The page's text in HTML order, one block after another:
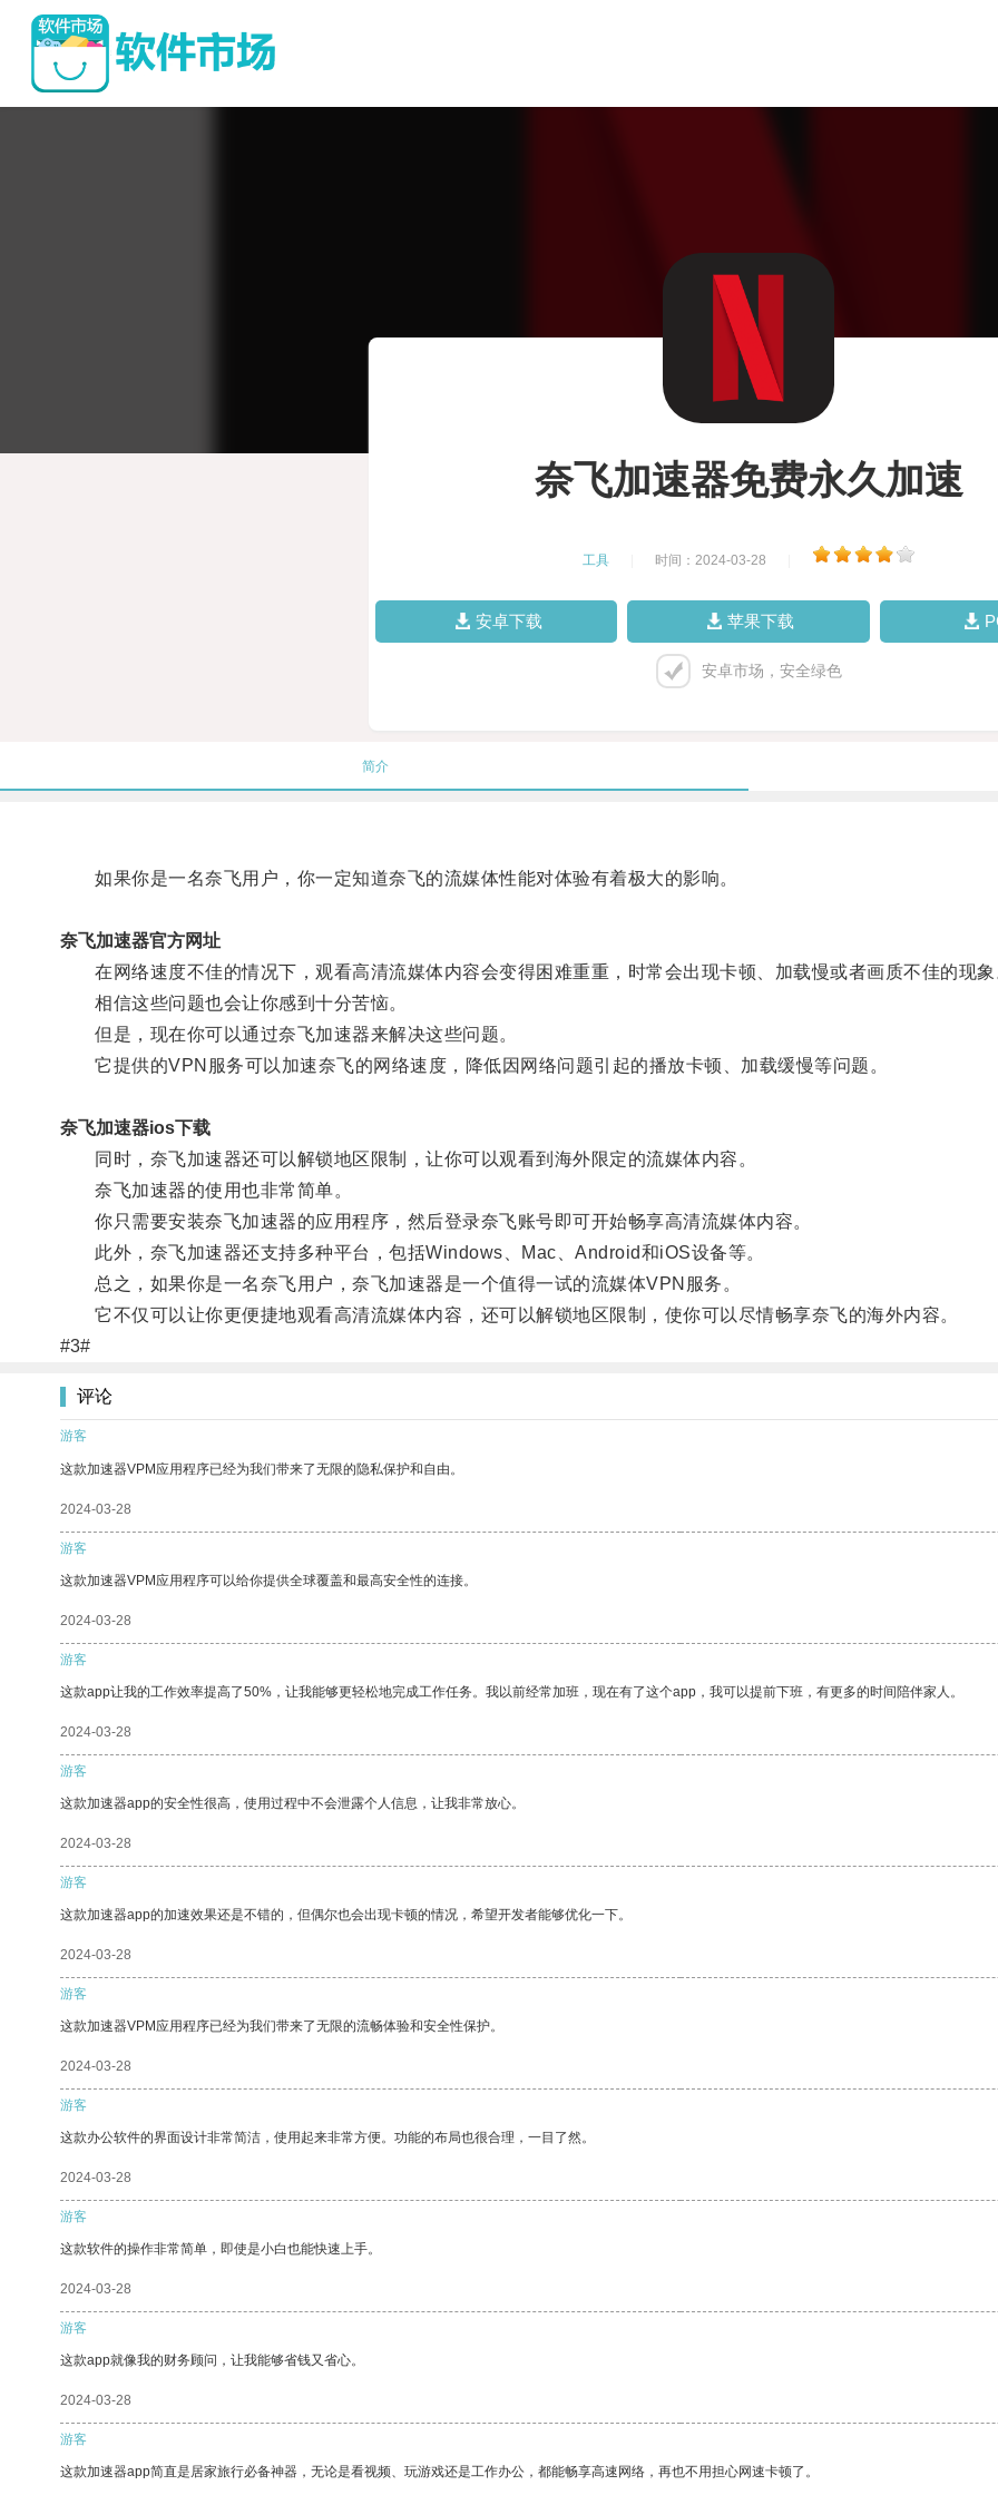
奈飞加速器免费永久加速
工具 时间：2024-03-28
安卓下载 苹果下载
安卓市场，安全绿色
简介
如果你是一名奈飞用户，你一定知道奈飞的流媒体性能对体验有着极大的影响。
奈飞加速器官方网址
在网络速度不佳的情况下，观看高清流媒体内容会变得困难重重，时常会出现卡顿、加载慢或者画质不佳的现象
相信这些问题也会让你感到十分苦恼。
但是，现在你可以通过奈飞加速器来解决这些问题。
它提供的VPN服务可以加速奈飞的网络速度，降低因网络问题引起的播放卡顿、加载缓慢等问题。
奈飞加速器ios下载
同时，奈飞加速器还可以解锁地区限制，让你可以观看到海外限定的流媒体内容。
奈飞加速器的使用也非常简单。
你只需要安装奈飞加速器的应用程序，然后登录奈飞账号即可开始畅享高清流媒体内容。
此外，奈飞加速器还支持多种平台，包括Windows、Mac、Android和iOS设备等。
总之，如果你是一名奈飞用户，奈飞加速器是一个值得一试的流媒体VPN服务。
它不仅可以让你更便捷地观看高清流媒体内容，还可以解锁地区限制，使你可以尽情畅享奈飞的海外内容。
#3#
评论
游客
这款加速器VPM应用程序已经为我们带来了无限的隐私保护和自由。
2024-03-28
游客
这款加速器VPM应用程序可以给你提供全球覆盖和最高安全性的连接。
2024-03-28
游客
这款app让我的工作效率提高了50%，让我能够更轻松地完成工作任务。我以前经常加班，现在有了这个app，我可以提前下班，有更多的时间陪伴家人。
2024-03-28
游客
这款加速器app的安全性很高，使用过程中不会泄露个人信息，让我非常放心。
2024-03-28
游客
这款加速器app的加速效果还是不错的，但偶尔也会出现卡顿的情况，希望开发者能够优化一下。
2024-03-28
游客
这款加速器VPM应用程序已经为我们带来了无限的流畅体验和安全性保护。
2024-03-28
游客
这款办公软件的界面设计非常简洁，使用起来非常方便。功能的布局也很合理，一目了然。
2024-03-28
游客
这款软件的操作非常简单，即使是小白也能快速上手。
2024-03-28
游客
这款app就像我的财务顾问，让我能够省钱又省心。
2024-03-28
游客
这款加速器app简直是居家旅行必备神器，无论是看视频、玩游戏还是工作办公，都能畅享高速网络，再也不用担心网速卡顿了。